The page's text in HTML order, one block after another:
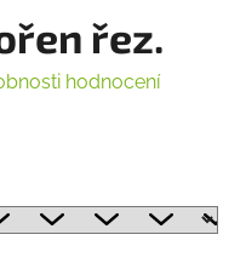
řez.
hodnocení